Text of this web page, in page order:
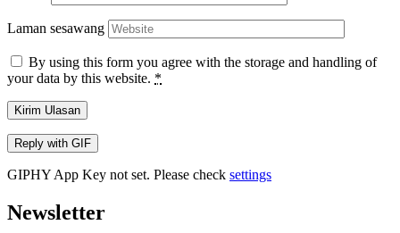
Laman sesawang
By using this form you agree with the storage and handling of
your data by this website. *
Kirim Ulasan
Reply with GIF
GIPHY App Key not set. Please check settings
Newsletter